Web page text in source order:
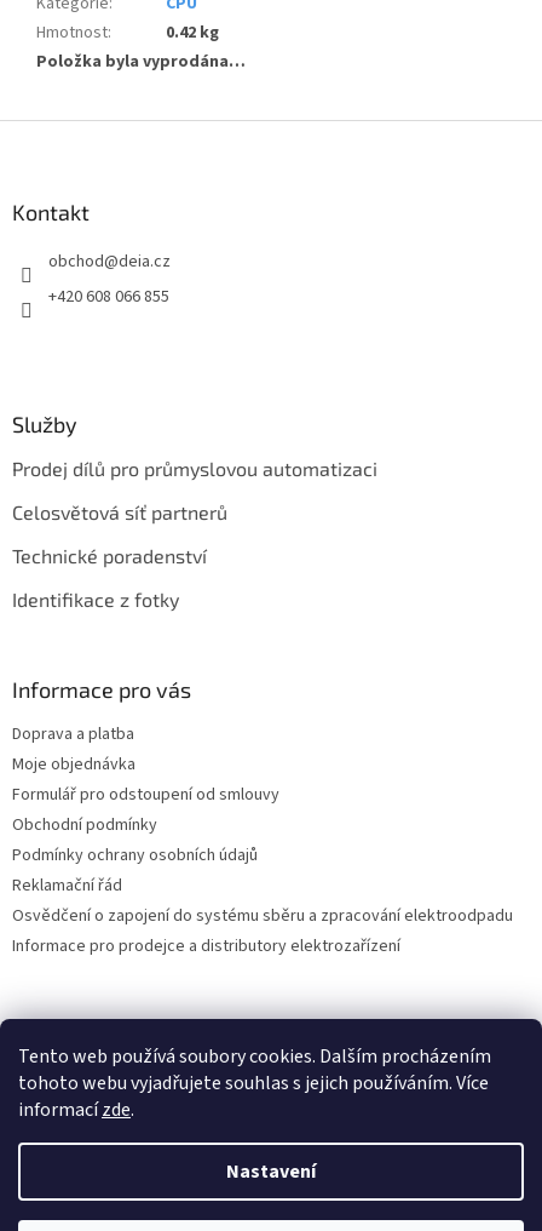
Tento web používá soubory cookies. Dalším procházením
tohoto webu vyjadřujete souhlas s jejich používáním. Více
informacízde.
Nastavení
Hmotnost:
0.42 kg
Položka byla vyprodána…
Kontakt
obchod@deia.cz
+420 608 066 855
Služby
Prodej dílů pro průmyslovou automatizaci
Celosvětová síť partnerů
Technické poradenství
Identifikace z fotky
Informace pro vás
Doprava a platba
Moje objednávka
Formulář pro odstoupení od smlouvy
Obchodní podmínky
Podmínky ochrany osobních údajů
Reklamační řád
Osvědčení o zapojení do systému sběru a zpracování elektroodpadu
Informace pro prodejce a distributory elektrozařízení
Vytvořil Shoptet